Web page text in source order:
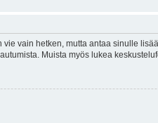
vain hetken, mutta antaa sinulle
Muista myös lukea